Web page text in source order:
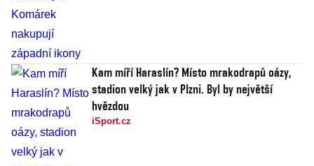
Kam míří Haraslín? Místo mrakodrapů oázy,
stadion velký jak v Plzni. Byl by největší
hvězdou
iSport.cz